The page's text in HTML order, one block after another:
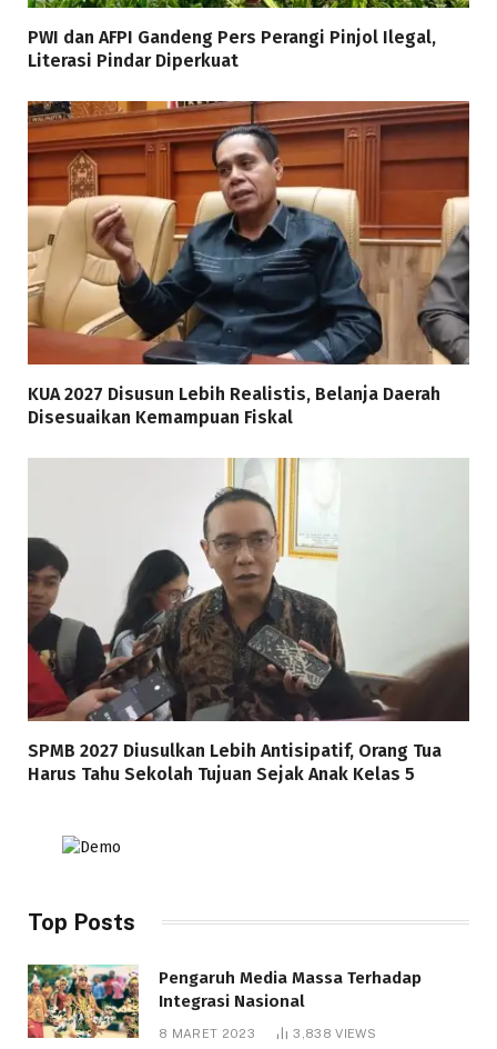
PWI dan AFPI Gandeng Pers Perangi Pinjol Ilegal,
Literasi Pindar Diperkuat
KUA 2027 Disusun Lebih Realistis, Belanja Daerah
Disesuaikan Kemampuan Fiskal
SPMB 2027 Diusulkan Lebih Antisipatif, Orang Tua
Harus Tahu Sekolah Tujuan Sejak Anak Kelas 5
Top Posts
Pengaruh Media Massa Terhadap
Integrasi Nasional
8 MARET 2023 3,838VIEWS